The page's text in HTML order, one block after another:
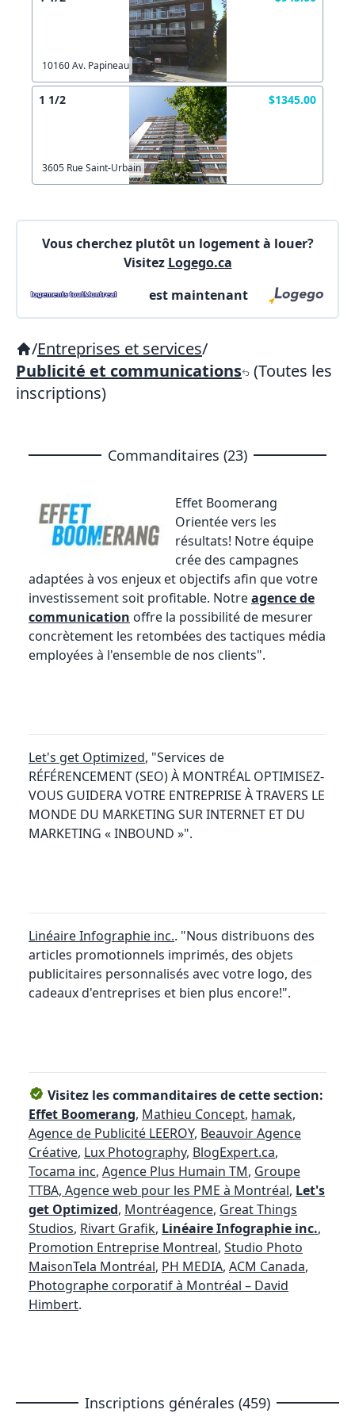
10160 Av. Papineau
1 1/2 $1345.00
3605 Rue Saint-Urbain
Vous cherchez plutôt un logement à louer?
Visitez Logego.ca
est maintenant
/Entreprises et services/
Publicité et communications (Toutes les
inscriptions)
Commanditaires (23)
Effet Boomerang
Orientée vers les
résultats! Notre équipe
crée des campagnes
adaptées à vos enjeux et objectifs afin que votre
investissement soit profitable. Notreagence de
communication offre la possibilité de mesurer
concrètement les retombées des tactiques média
employées à l'ensemble de nos clients".
Let's get Optimized, "Services de
RÉFÉRENCEMENT (SEO) À MONTRÉAL OPTIMISEZ-
VOUS GUIDERA VOTRE ENTREPRISE À TRAVERS LE
MONDE DU MARKETING SUR INTERNET ET DU
MARKETING « INBOUND »".
Linéaire Infographie inc.. "Nous distribuons des
articles promotionnels imprimés, des objets
publicitaires personnalisés avec votre logo, des
cadeaux d'entreprises et bien plus encore!".
Visitez les commanditaires de cette section:
Effet Boomerang, Mathieu Concept, hamak,
Agence de Publicité LEEROY, Beauvoir Agence
Créative, Lux Photography, BlogExpert.ca,
Tocama inc, Agence Plus Humain TM, Groupe
TTBA, Agence web pour les PME à Montréal, Let's
get Optimized, Montréagence, Great Things
Studios, Rivart Grafik, Linéaire Infographie inc.,
Promotion Entreprise Montreal, Studio Photo
MaisonTela Montréal, PH MEDIA, ACM Canada,
Photographe corporatif à Montréal – David
Himbert.
Inscriptions générales (459)
X Fermer